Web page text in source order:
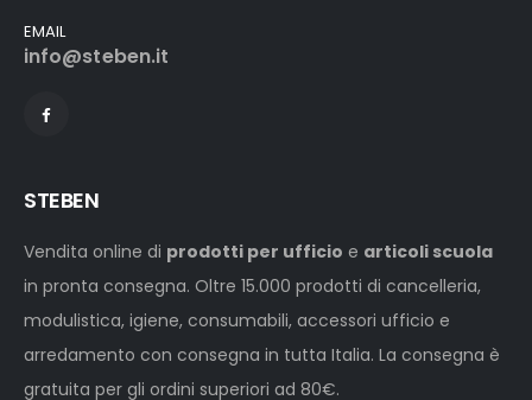
EMAIL
info@steben.it
STEBEN
Vendita online di prodotti per ufficio e articoli scuola
in pronta consegna. Oltre 15.000 prodotti di cancelleria,
modulistica, igiene, consumabili, accessori ufficio e
arredamento con consegna in tutta Italia. La consegna è
gratuita per gli ordini superiori ad 80€.